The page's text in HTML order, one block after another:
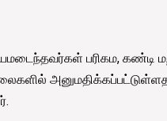
பரிகம, கண்டி